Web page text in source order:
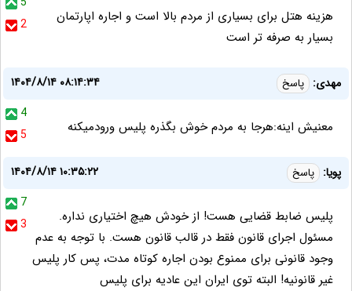
2
هزینه هتل برای بسیاری از مردم بالا است و اجاره اپارتمان
بسیار به صرفه تر است
مهدی: پاسخ
۱۴۰۴/۸/۱۴ ۰۸:۱۴:۳۴
4
5
معنیش اینه:هرجا به مردم خوش بگذره پلیس ورودمیکنه
پویا: پاسخ
۱۴۰۴/۸/۱۴ ۱۰:۳۵:۲۲
7
3
پلیس ضابط قضایی هست! از خودش هیچ اختیاری نداره.
مسئول اجرای قانون فقط در قالب قانون هست. با توجه به عدم
وجود قانونی برای ممنوع بودن اجاره کوتاه مدت، پس کار پلیس
غیر قانونیه! البته توی ایران این عادیه برای پلیس